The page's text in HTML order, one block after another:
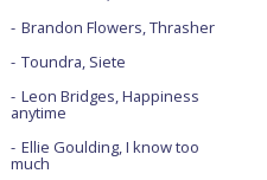
Brandon Flowers, Thrasher
Toundra, Siete
Leon Bridges, Happiness
anytime
Ellie Goulding, I know too
much